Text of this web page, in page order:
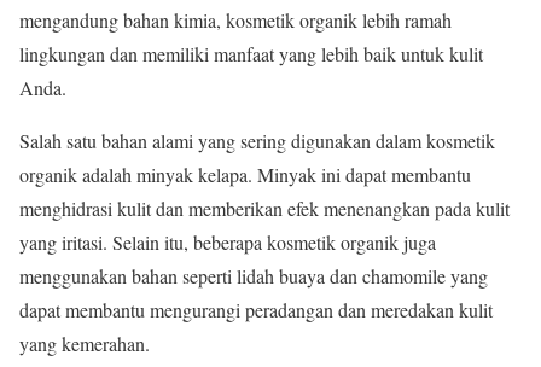
mengandung bahan kimia, kosmetik organik lebih ramah
lingkungan dan memiliki manfaat yang lebih baik untuk kulit
Anda.
Salah satu bahan alami yang sering digunakan dalam kosmetik
organik adalah minyak kelapa. Minyak ini dapat membantu
menghidrasi kulit dan memberikan efek menenangkan pada kulit
yang iritasi. Selain itu, beberapa kosmetik organik juga
menggunakan bahan seperti lidah buaya dan chamomile yang
dapat membantu mengurangi peradangan dan meredakan kulit
yang kemerahan.